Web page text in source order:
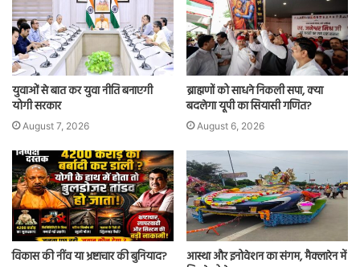
युवाओं से बात कर युवा नीति बनाएगी
योगी सरकार
August 7, 2026
ब्राह्मणों को साधने निकली सपा, क्या
बदलेगा यूपी का सियासी गणित?
August 6, 2026
विकास की नींव या भ्रष्टाचार की बुनियाद?
आस्था और इनोवेशन का संगम, मैक्लारेन में